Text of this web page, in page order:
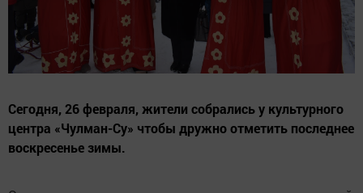
Сегодня, 26 февраля, жители собрались у культурного
центра «Чулман-Су» чтобы дружно отметить последнее
воскресенье зимы.